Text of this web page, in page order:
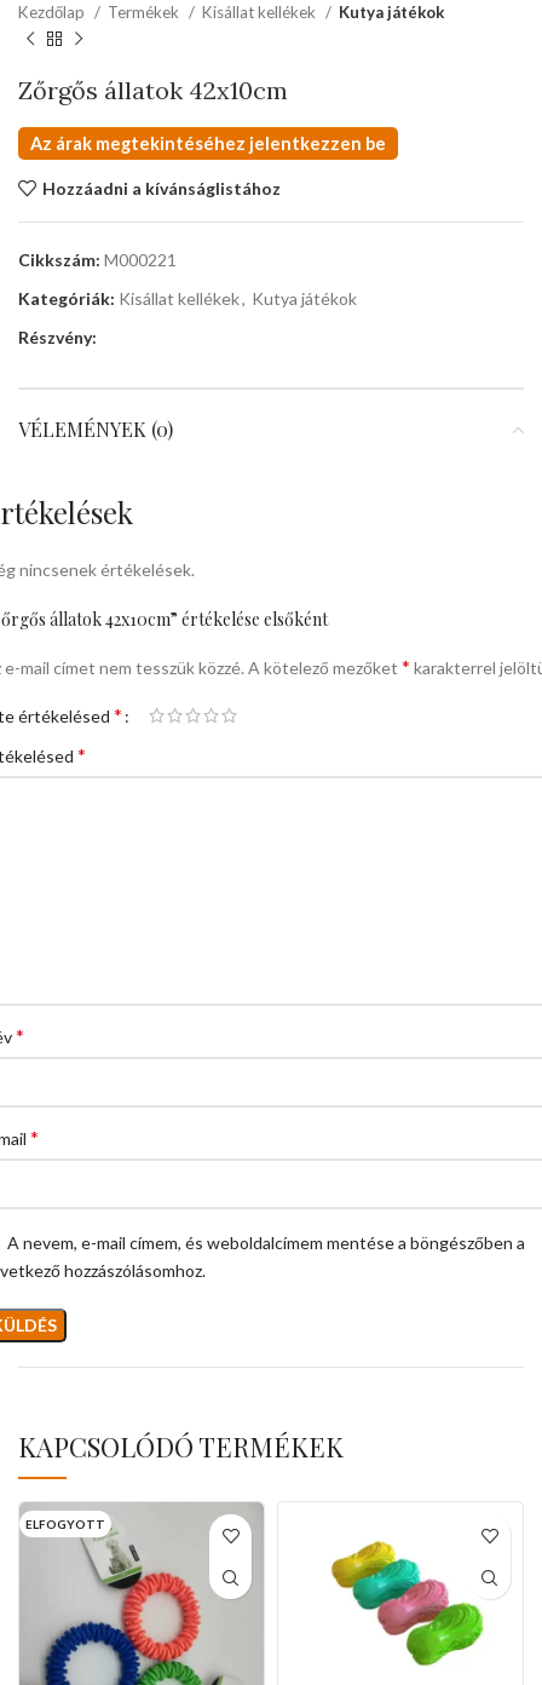
Kezdőlap Termékek Kisállat kellékek Kutya játékok
Zőrgős állatok 42x10cm
Az árak megtekintéséhez jelentkezzen be
Hozzáadni a kívánságlistához
Cikkszám: M000221
Kategóriák: Kisállat kellékek, Kutya játékok
Részvény:
VÉLEMÉNYEK (0)
nincsenek értékelések.
állatok 42x10cm” értékelése elsőként
e-mail címet nem tesszük közzé. A kötelező mezőket * karakterrel
értékelésed *
*
*
*
A nevem, e-mail címem, és weboldalcímem mentése a böngészőben a
hozzászólásomhoz.
KAPCSOLÓDÓ TERMÉKEK
ELFOGYOTT